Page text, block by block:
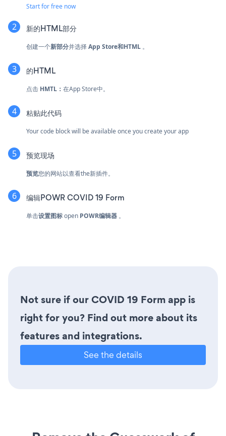
Start for free now
新的HTML部分
创建一个新部分并选择App Store和HTML 。
的HTML
点击 HMTL： 在App Store中。
粘贴此代码
Your code block will be available once you create your app
预览现场
预览您的网站以查看the新插件。
编辑POWR COVID 19 Form
单击设置图标open POWR编辑器 。
Not sure if our COVID 19 Form app is
right for you? Find out more about its
features and integrations.
See the details